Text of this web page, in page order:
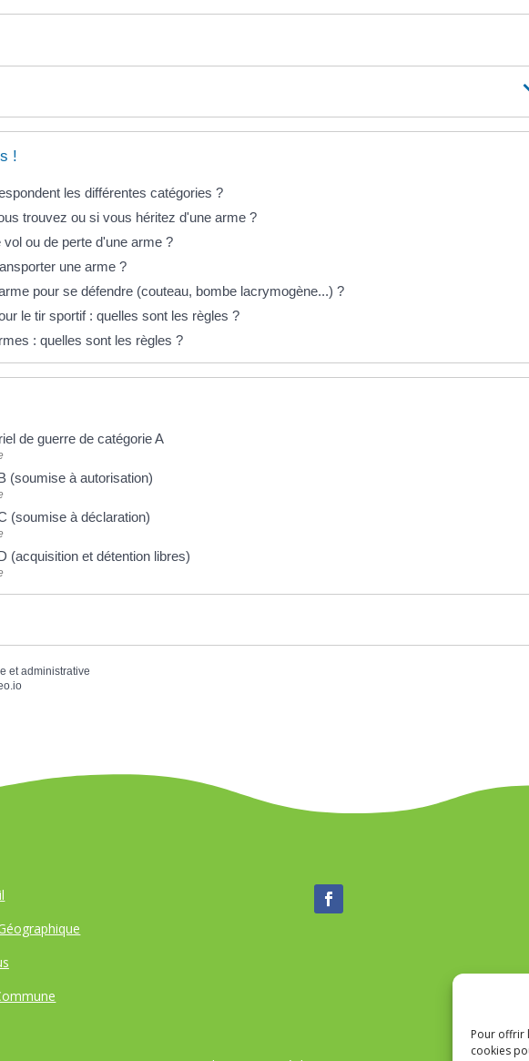
Pour offrir
cookies
!
les différentes catégories ?
trouvez ou si vous héritez d'une arme ?
ou de perte d'une arme ?
une arme ?
pour se défendre (couteau, bombe lacrymogène...) ?
le tir sportif : quelles sont les règles ?
: quelles sont les règles ?
de guerre de catégorie A
(soumise à autorisation)
(soumise à déclaration)
(acquisition et détention libres)
et administrative